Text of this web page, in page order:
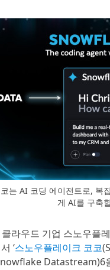
는 AI 코딩 에이전트로, 복
게 AI를 구축
라우드 기업 스노우플
‘스노우플레이크 코코
Datastream)6